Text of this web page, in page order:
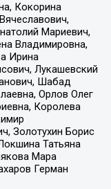
Кокорина
Мариевич,
Владимировна,
Ирина
Лукашевский
Шабад
Орлов Олег
Королева
Золотухин Борис
Татьяна
Мара
Герман